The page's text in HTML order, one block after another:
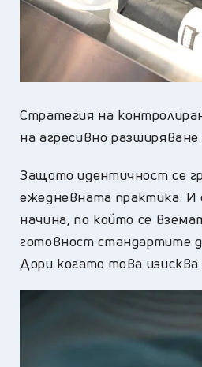
Стратегия на
на агресивно разширяване.
Защото идентичност се
ежедневната практика. И
начина, по който се
готовност стандартите
Дори когато това изисква